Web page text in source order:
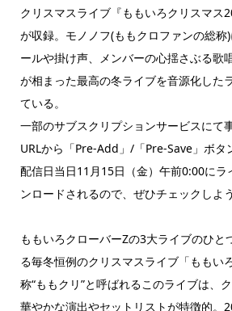
クリスマスライブ『ももいろクリスマス
が収録。モノノフ(ももクロファンの総称
ールや掛け声、メンバーの心揺さぶる歌
が相まった最高の冬ライブを音源化した
ている。
一部のサブスクリプションサービスにて
URLから「Pre-Add」/「Pre-Save」ボタ
配信日当日11月15日（金）午前0:00にラ
ンロードされるので、ぜひチェックしよう
ももいろクローバーZの3大ライブのひと
る毎冬恒例のクリスマスライブ「ももい
称“ももクリ”と呼ばれるこのライブは、
華やかな演出やセットリストが特徴的。